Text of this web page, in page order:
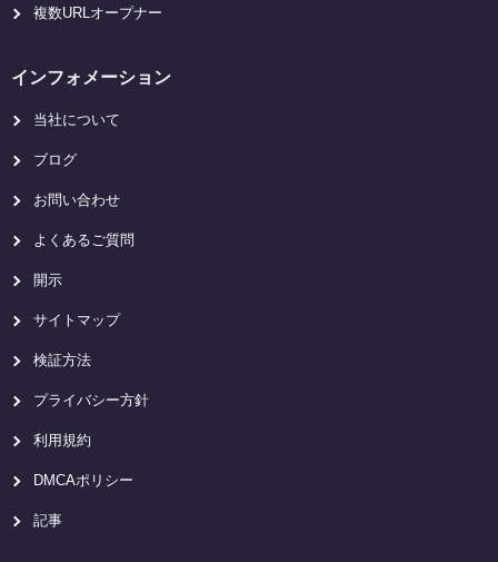
複数URLオープナー
インフォメーション
当社について
ブログ
お問い合わせ
よくあるご質問
開示
サイトマップ
検証方法
プライバシー方針
利用規約
DMCAポリシー
記事